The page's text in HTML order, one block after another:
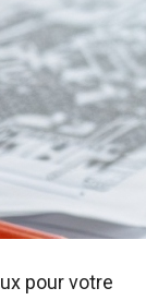
pour votre